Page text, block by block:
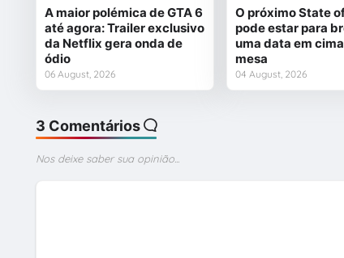
A maior polémica de GTA 6
até agora: Trailer exclusivo
da Netflix gera onda de
ódio
06 August, 2026
O próximo State
pode estar para
uma data em
mesa
04 August, 2026
3 Comentários
Nos deixe saber sua opinião...